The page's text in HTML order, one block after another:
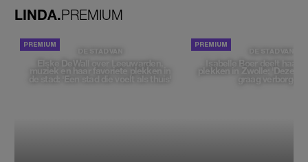
LINDA.PREMIUM
DE STAD VAN
Elske DeWall over Leeuwarden,
muziek en haar favoriete plekken in
de stad: 'Een stad die voelt als thuis'
DE STAD VAN
Isabelle Boer deelt haar
plekken in Zwolle: 'Deze
graag verborgen'